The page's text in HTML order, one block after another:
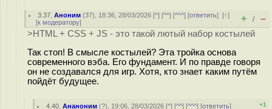
3.37 ,Аноним (37), 18:36, 28/03/2026 [^] [^^] [^^^] [ответить][↑]
[к модератору] + / –
>HTML + CSS + JS - это такой лютый набор костылей
Так стоп! В смысле костылей? Эта тройка основа
современного вэба. Его фундамент. И по правде говоря
он не создавался для игр. Хотя, кто знает каким путём
пойдёт будущее.
4.40 ,Ананоним (?), 19:06, 28/03/2026 [^] [^^] [^^^] [ответить]
+1